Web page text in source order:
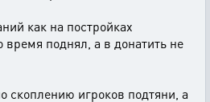
как на постройках
время поднял, а в донатить не
скоплению игроков подтяни, а